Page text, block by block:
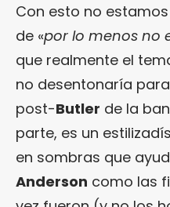
Con esto no
de «por lo menos no
que realmente el
no desentonaría
post-Butler de la
parte, es un
en sombras que
Anderson como las